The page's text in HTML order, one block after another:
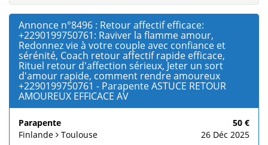
Annonce n°8496 : Retour affectif efficace:
+2290199750761: Raviver la flamme amour,
Redonnez vie à votre couple avec confiance et
sérénité, Coach retour affectif rapide efficace,
Rituel retour d'affection sérieux, Jeter un sort
d'amour rapide, comment rendre amoureux
+2290199750761 - Parapente ASTUCE RETOUR
AMOUREUX EFFICACE AV
Parapente
50 €
Finlande
Toulouse
26 Déc 2025